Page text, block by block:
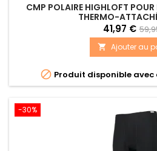
CMP POLAIRE HIGHLOFT
THERMO-
41,97 €
 Ajouter au
 Produit disponible
-30%